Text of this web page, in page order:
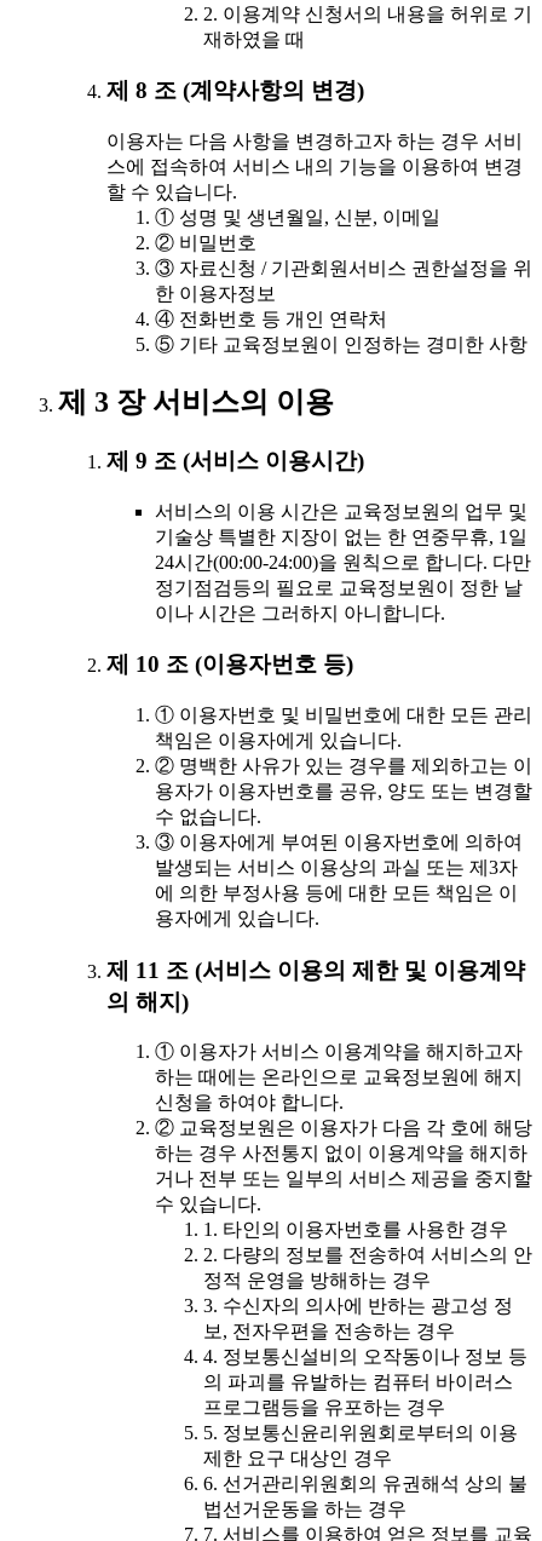
2. 이용계약 신청서의 내용을 허위로 기
재하였을 때
제 8 조 (계약사항의 변경)
이용자는 다음 사항을 변경하고자 하는 경우 서비
스에 접속하여 서비스 내의 기능을 이용하여 변경
할 수 있습니다.
① 성명 및 생년월일, 신분, 이메일
② 비밀번호
③ 자료신청 / 기관회원서비스 권한설정을 위
한 이용자정보
④ 전화번호 등 개인 연락처
⑤ 기타 교육정보원이 인정하는 경미한 사항
제 3 장 서비스의 이용
제 9 조 (서비스 이용시간)
서비스의 이용 시간은 교육정보원의 업무 및
기술상 특별한 지장이 없는 한 연중무휴, 1일
24시간(00:00-24:00)을 원칙으로 합니다. 다만
정기점검등의 필요로 교육정보원이 정한 날
이나 시간은 그러하지 아니합니다.
제 10 조 (이용자번호 등)
① 이용자번호 및 비밀번호에 대한 모든 관리
책임은 이용자에게 있습니다.
② 명백한 사유가 있는 경우를 제외하고는 이
용자가 이용자번호를 공유, 양도 또는 변경할
수 없습니다.
③ 이용자에게 부여된 이용자번호에 의하여
발생되는 서비스 이용상의 과실 또는 제3자
에 의한 부정사용 등에 대한 모든 책임은 이
용자에게 있습니다.
제 11 조 (서비스 이용의 제한 및 이용계약
의 해지)
① 이용자가 서비스 이용계약을 해지하고자
하는 때에는 온라인으로 교육정보원에 해지
신청을 하여야 합니다.
② 교육정보원은 이용자가 다음 각 호에 해당
하는 경우 사전통지 없이 이용계약을 해지하
거나 전부 또는 일부의 서비스 제공을 중지할
수 있습니다.
1. 타인의 이용자번호를 사용한 경우
2. 다량의 정보를 전송하여 서비스의 안
정적 운영을 방해하는 경우
3. 수신자의 의사에 반하는 광고성 정
보, 전자우편을 전송하는 경우
4. 정보통신설비의 오작동이나 정보 등
의 파괴를 유발하는 컴퓨터 바이러스
프로그램등을 유포하는 경우
5. 정보통신윤리위원회로부터의 이용
제한 요구 대상인 경우
6. 선거관리위원회의 유권해석 상의 불
법선거운동을 하는 경우
7. 서비스를 이용하여 얻은 정보를 교육